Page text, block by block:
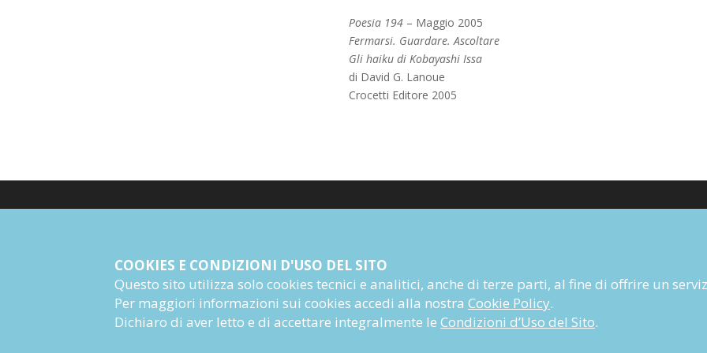
Poesia 194– Maggio 2005
Fermarsi. Guardare. Ascoltare
Gli haiku di Kobayashi Issa
di David G. Lanoue
Crocetti Editore 2005
PI 04628780969
Informazioni Societarie
Autori
Rivista
COOKIES E CONDIZIONI D'USO DEL SITO
Questo sito utilizza solo cookies tecnici e analitici, anche di terze parti, al fine di offrire un
Per maggiori informazioni sui cookies accedi alla nostra Cookie Policy.
Dichiaro di aver letto e di accettare integralmente le Condizioni d’Uso del Sito.